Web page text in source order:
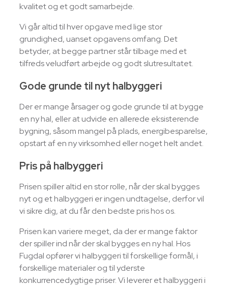
kvalitet og et godt samarbejde.
Vi går altid til hver opgave med lige stor
grundighed, uanset opgavens omfang. Det
betyder, at begge partner står tilbage med et
tilfreds veludført arbejde og godt slutresultatet.
Gode grunde til nyt halbyggeri
Der er mange årsager og gode grunde til at bygge
en ny hal, eller at udvide en allerede eksisterende
bygning, såsom mangel på plads, energibesparelse,
opstart af en ny virksomhed eller noget helt andet.
Pris på halbyggeri
Prisen spiller altid en stor rolle, når der skal bygges
nyt og et halbyggeri er ingen undtagelse, derfor vil
vi sikre dig, at du får den bedste pris hos os.
Prisen kan variere meget, da der er mange faktor
der spiller ind når der skal bygges en ny hal. Hos
Fugdal opfører vi halbyggeri til forskellige formål, i
forskellige materialer og til yderste
konkurrencedygtige priser. Vi leverer et halbyggeri i